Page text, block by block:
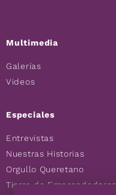
Multimedia
Galerías
Videos
Especiales
Entrevistas
Nuestras Historias
Orgullo Queretano
Tierra de Emprendedores